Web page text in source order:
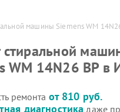
машины Siemens WM
стиральной
WM 14N26 BP в
ремонта от 810 руб.
диагностика даже